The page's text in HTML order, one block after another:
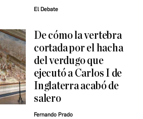
El Debate
De cómo la vertebra
cortada por el hacha
del verdugo que
ejecutó a Carlos I de
Inglaterra acabó de
salero
Fernando Prado